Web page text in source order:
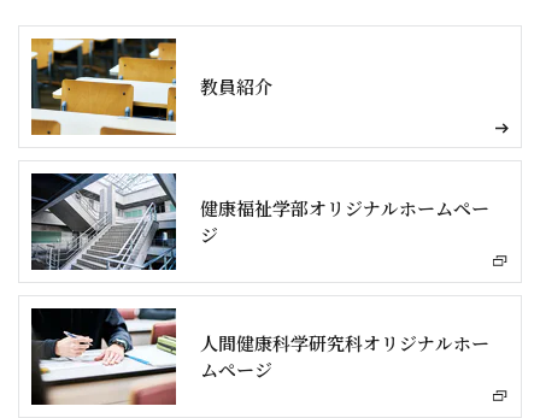
教員紹介
健康福祉学部オリジナルホームペー
ジ
人間健康科学研究科オリジナルホー
ムページ